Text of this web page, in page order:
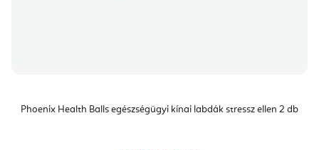
Phoenix Health Balls egészségügyi kínai labdák stressz ellen 2 db